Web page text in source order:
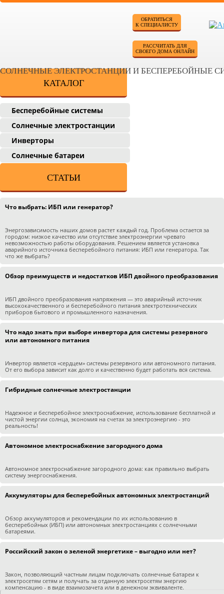
ОБРАТИТЬСЯ
К СПЕЦИАЛИСТУ
РАССЧИТАТЬ ДЛЯ
СВОЕГО ДОМА ОНЛАЙН
СОЛНЕЧНЫЕ ЭЛЕКТРОСТАНЦИИ И БЕСПЕРЕБОЙНЫЕ
КАТАЛОГ
Бесперебойные системы
Солнечные электростанции
Инверторы
Солнечные батареи
СТАТЬИ
Что выбрать: ИБП или генератор?
Энергозависимость наших домов растет каждый год. Проблема остается за
городом: низкое качество или отсутствие электроэнергии чревато
невозможностью работы оборудования. Решением является установка
аварийного источника бесперебойного питания: ИБП или генератора. Так
что же выбрать?
Обзор преимуществ и недостатков ИБП двойного преобразования
ИБП двойного преобразования напряжения — это аварийный источник
высококачественного и бесперебойного питания электротехнических
приборов бытового и промышленного назначения.
Что надо знать при выборе инвертора для системы резервного
или автономного питания
Инвертор является «сердцем» системы резервного или автономного питания.
От его выбора зависит как долго и качественно будет работать вся система.
Гибридные солнечные электростанции
Надежное и бесперебойное электроснабжение, использование бесплатной и
чистой энергии солнца, экономия на счетах за электроэнергию - это
реальность!
Автономное электроснабжение загородного дома
Автономное электроснабжение загородного дома: как правильно выбрать
систему энергоснабжения.
Аккумуляторы для бесперебойных автономных электростанций
Обзор аккумуляторов и рекомендации по их использованию в
бесперебойных (ИБП) или автономных электростанциях с солнечными
батареями.
Российский закон о зеленой энергетике – выгодно или нет?
Закон, позволяющий частным лицам подключать солнечные батареи к
электросетям сетям и получать за отданную электросетям энергию
компенсацию - в виде взаимозачета или в денежном эквиваленте.